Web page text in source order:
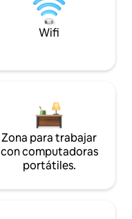
Wifi
Zona para trabajar
con computadoras
portátiles.